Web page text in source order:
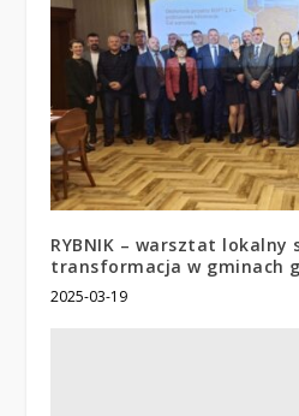
RYBNIK – warsztat lokalny
transformacja w gminach
2025-03-19